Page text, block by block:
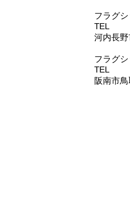
フラグ
TEL
河内長
フラグ
TEL
阪南市